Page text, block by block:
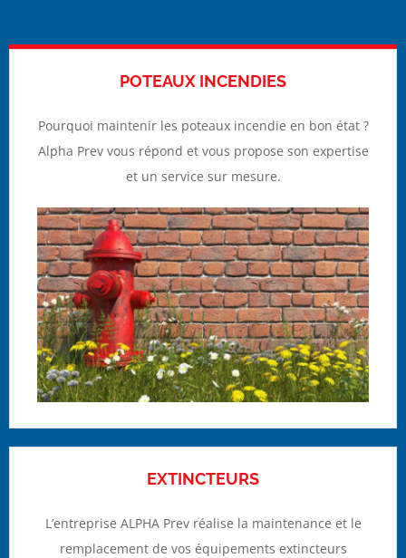
POTEAUX INCENDIES
Pourquoi maintenir les poteaux incendie en bon état ?
Alpha Prev vous répond et vous propose son expertise
et un service sur mesure.
EXTINCTEURS
L’entreprise ALPHA Prev réalise la maintenance et le
remplacement de vos équipements extincteurs